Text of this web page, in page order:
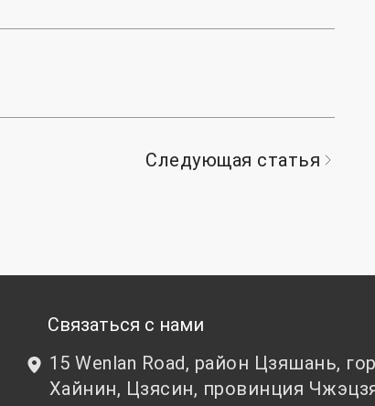
Следующая статья
Связаться с нами
15 Wenlan Road, район Цзяшань,
Хайнин, Цзясин, провинция